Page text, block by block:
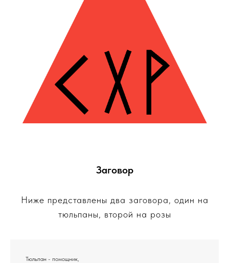
Заговор
Ниже представлены два заговора, один на
тюльпаны, второй на розы
Тюльпан - помощник,